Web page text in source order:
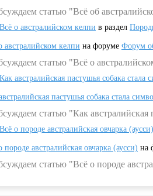
статью "Всё об
Всё о австралийском келпи в раздел
австралийском келпи на форуме Форум
статью "Всё о
Как австралийская пастушья собака
пастушья собака стала
статью "Как
Всё о породе австралийская овчарка (аусси)
породе австралийская овчарка (аусси) на
статью "Всё о породе